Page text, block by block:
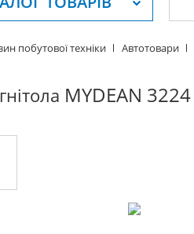
побутової техніки Автотовари
MYDEAN 3224